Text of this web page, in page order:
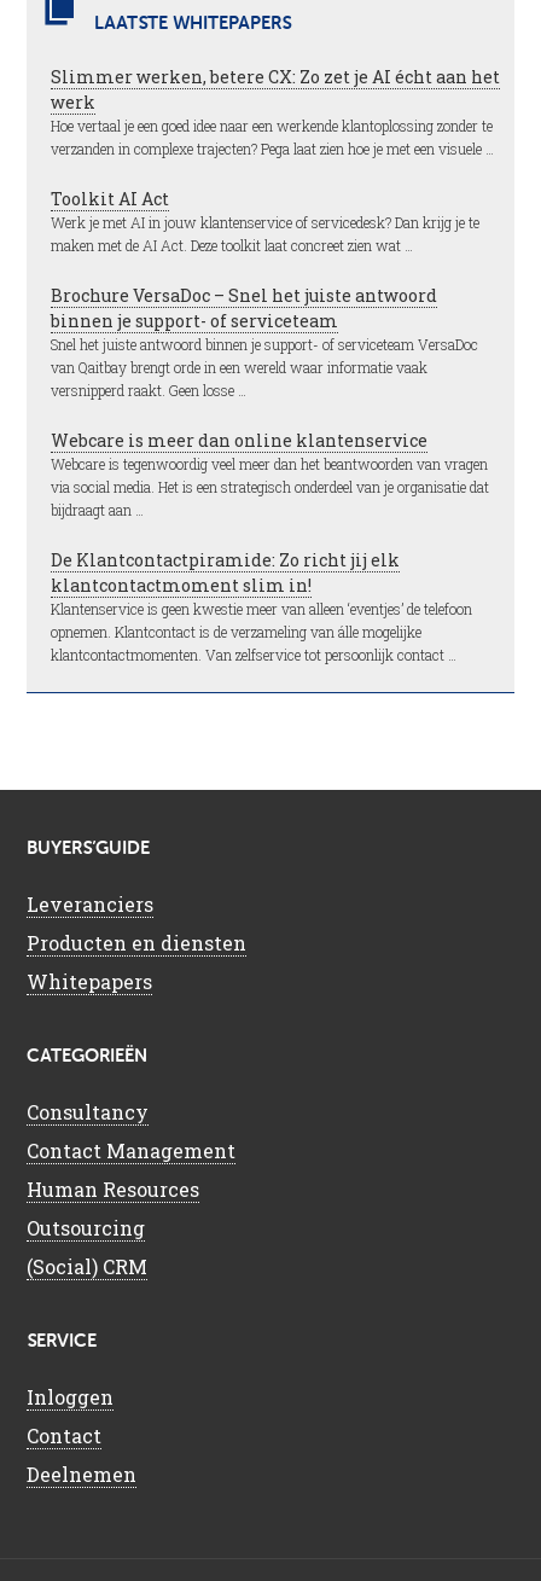
LAATSTE WHITEPAPERS
Slimmer werken, betere CX: Zo zet je AI écht aan het
werk
Hoe vertaal je een goed idee naar een werkende klantoplossing zonder te
verzanden in complexe trajecten? Pega laat zien hoe je met een visuele …
Toolkit AI Act
Werk je met AI in jouw klantenservice of servicedesk? Dan krijg je te
maken met de AI Act. Deze toolkit laat concreet zien wat …
Brochure VersaDoc – Snel het juiste antwoord
binnen je support- of serviceteam
Snel het juiste antwoord binnen je support- of serviceteam VersaDoc
van Qaitbay brengt orde in een wereld waar informatie vaak
versnipperd raakt. Geen losse …
Webcare is meer dan online klantenservice
Webcare is tegenwoordig veel meer dan het beantwoorden van vragen
via social media. Het is een strategisch onderdeel van je organisatie dat
bijdraagt aan …
De Klantcontactpiramide: Zo richt jij elk
klantcontactmoment slim in!
Klantenservice is geen kwestie meer van alleen ‘eventjes’ de telefoon
opnemen. Klantcontact is de verzameling van álle mogelijke
klantcontactmomenten. Van zelfservice tot persoonlijk contact …
BUYERS’GUIDE
Leveranciers
Producten en diensten
Whitepapers
CATEGORIEËN
Consultancy
Contact Management
Human Resources
Outsourcing
(Social) CRM
SERVICE
Inloggen
Contact
Deelnemen